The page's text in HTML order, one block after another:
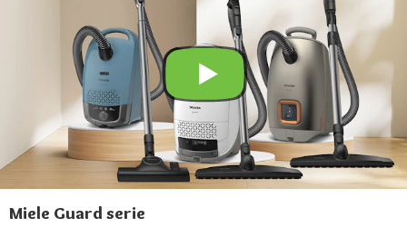
Miele Guard serie